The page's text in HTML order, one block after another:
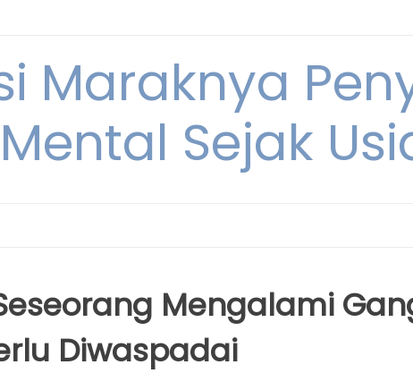
Maraknya
Mental Sejak
Mengalami
Diwaspadai